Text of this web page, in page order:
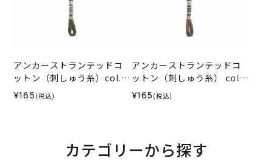
アンカーストランテッドコ
ットン（刺しゅう糸）col.0
262
¥165 (税込)
アンカーストランテッドコ
ットン（刺しゅう糸） col.3
93
¥165 (税込)
カテゴリーから探す